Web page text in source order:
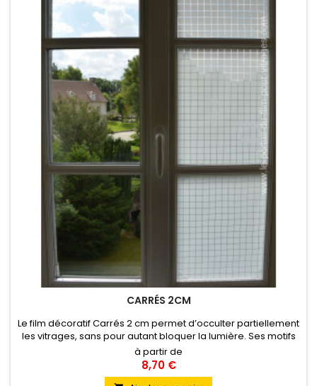
CARRÉS 2CM
Le film décoratif Carrés 2 cm permet d’occulter partiellement
les vitrages, sans pour autant bloquer la lumière. Ses motifs
blancs discrets et élégants constituent le moyen idéal de se
protéger des regards et ainsi de recréer un espace
d’intimité dans une lumière tamisée, tout en
à partir de
8,70 €